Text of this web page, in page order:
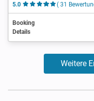
5.0
( 31
Booking
Details
Weitere